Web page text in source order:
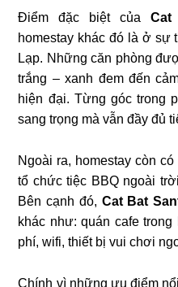
Điểm đặc biệt của
homestay khác đó là ở sự
Lạp. Những căn phòng
trắng – xanh đem đến
hiện đại. Từng góc trong
sang trọng mà vẫn đầy đủ
Ngoài ra, homestay còn
tổ chức tiệc BBQ ngoài
Bên cạnh đó, Cat Bat
khác như: quán cafe
phí, wifi, thiết bị vui chơi
Chính vì những ưu điểm